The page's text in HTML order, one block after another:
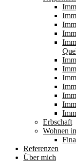
Erbschaft
Wohnen
Referenzen
Über mich